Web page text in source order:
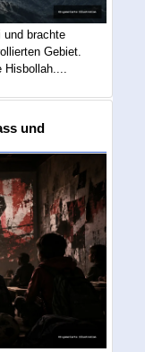
und brachte
Gebiet.
Hisbollah....
und